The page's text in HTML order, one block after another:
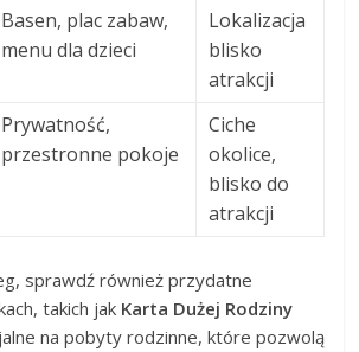
Basen, plac zabaw,
menu dla dzieci
Lokalizacja
blisko
atrakcji
Prywatność,
przestronne pokoje
Ciche
okolice,
blisko do
atrakcji
sprawdź również przydatne
takich jak Karta Dużej Rodziny
na pobyty rodzinne, które pozwolą